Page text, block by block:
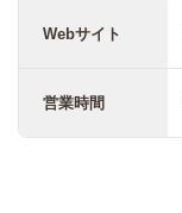
Webサイト
営業時間